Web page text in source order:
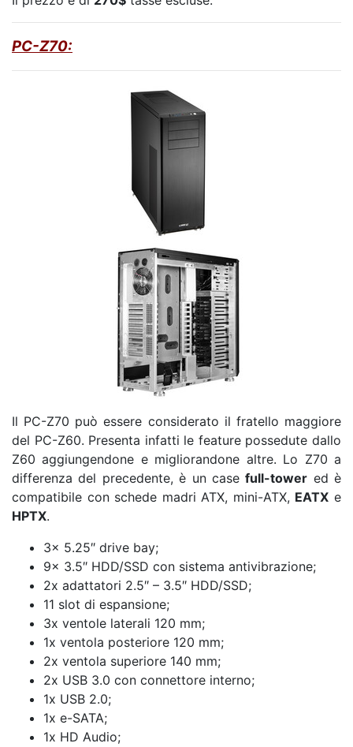
PC-Z70:
Il PC-Z70 può essere considerato il fratello maggiore
del PC-Z60. Presenta infatti le feature possedute dallo
Z60 aggiungendone e migliorandone altre. Lo Z70 a
differenza del precedente, è un casefull-tower ed è
compatibile con schede madri ATX, mini-ATX, EATX e
HPTX.
3x 5.25″ drive bay;
9x 3.5″ HDD/SSD con sistema antivibrazione;
2x adattatori 2.5″ – 3.5″ HDD/SSD;
11 slot di espansione;
3x ventole laterali 120 mm;
1x ventola posteriore 120 mm;
2x ventola superiore 140 mm;
2x USB 3.0 con connettore interno;
1x USB 2.0;
1x e-SATA;
1x HD Audio;